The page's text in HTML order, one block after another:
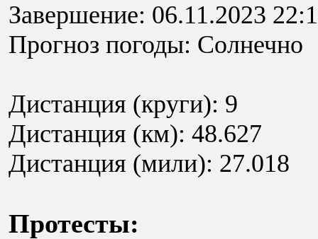
Завершение: 06.11.2023
Прогноз погоды: Солнечно
Дистанция (круги): 9
Дистанция (км): 48.627
Дистанция (мили): 27.018
Протесты: